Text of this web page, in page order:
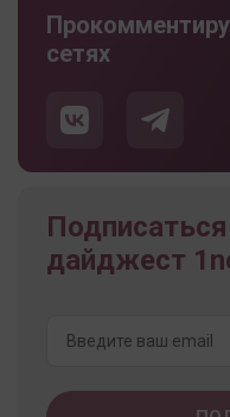
сетях
дайджест